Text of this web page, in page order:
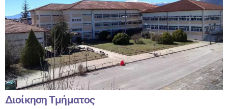
Διοίκηση Τμήματος